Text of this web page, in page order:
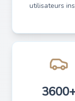
utilisateurs